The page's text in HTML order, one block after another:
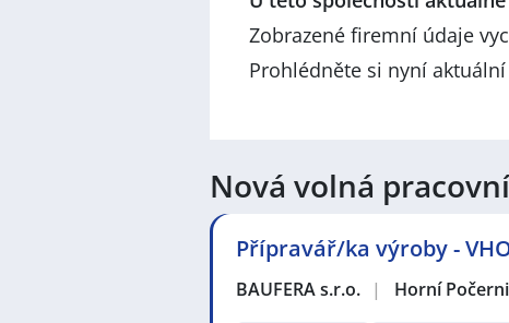
Zobrazené firemní údaje
Prohlédněte si nyní aktuální
Nová volná
Přípravář/ka výroby -
BAUFERA s.r.o. | Horní